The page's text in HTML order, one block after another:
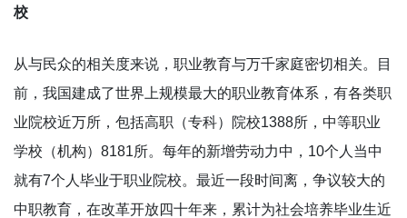
校
从与民众的相关度来说，职业教育与万千家庭密切相关。目
前，我国建成了世界上规模最大的职业教育体系，有各类职
业院校近万所，包括高职（专科）院校1388所，中等职业
学校（机构）8181所。每年的新增劳动力中，10个人当中
就有7个人毕业于职业院校。最近一段时间离，争议较大的
中职教育，在改革开放四十年来，累计为社会培养毕业生近